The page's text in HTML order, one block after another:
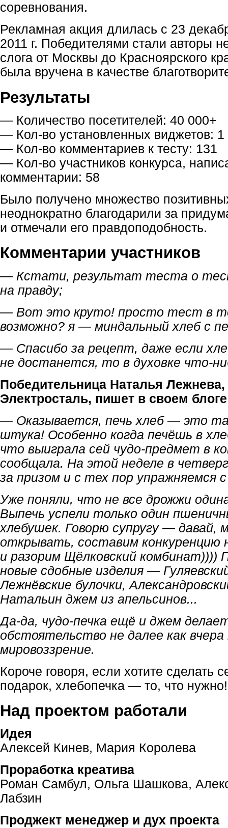
соревнования.
Рекламная акция длилась с 23
2011 г. Победителями стали авторы
слога от Москвы до Красноярского
была вручена в качестве
Результаты
— Количество посетителей: 40 000+
— Кол-во установленных виджетов: 1
— Кол-во комментариев к тесту: 131
— Кол-во участников конкурса,
комментарии: 58
Было получено множество
неоднократно благодарили за
и отмечали его правдоподобность.
Комментарии участников
— Кстати, результат теста о
на правду;
— Вот это круто! просто тест в
возможно? я — миндальный хлеб с
— Спасибо за рецепт, даже если
не достанется, то в духовке что-
Победительница Наталья Лежнева,
Электросталь, пишет в своем блоге
— Оказывается, печь хлеб — это
штука! Особенно когда печёшь в
что выиграла сей чудо-предмет в
сообщала. На этой неделе в
за призом и с тех пор упражняемся
Уже поняли, что не все дрожжи
Выпечь успели только один
хлебушек. Говорю супругу — давай,
открывать, составим конкуренцию
и разорим Щёлковский комбинат))))
новые сдобные изделия —
Лежнёвские булочки,
Натальин джем из апельсинов...
Да-да, чудо-печка ещё и джем
обстоятельство не далее как вчера
мировоззрение.
Короче говоря, если хотите сделать
подарок, хлебопечка — то, что
Над проектом работали
Идея
Алексей Кинев, Мария Королева
Проработка креатива
Роман Самбул, Ольга Шашкова,
Лабзин
Проджект менеджер и дух проекта